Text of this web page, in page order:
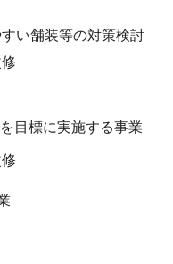
い舗装等の対策検討
目標に実施する事業